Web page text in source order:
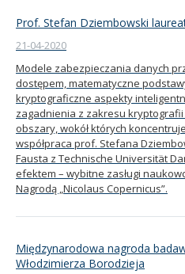
Prof. Stefan Dziembowski
21-04-2020
Modele zabezpieczania danych
dostępem, matematyczne
kryptograficzne aspekty
zagadnienia z zakresu
obszary, wokół których
współpraca prof. Stefana
Fausta z Technische Universität
efektem – wybitne zasługi
Nagrodą „Nicolaus Copernicus”.
Międzynarodowa nagroda
Włodzimierza Borodzieja